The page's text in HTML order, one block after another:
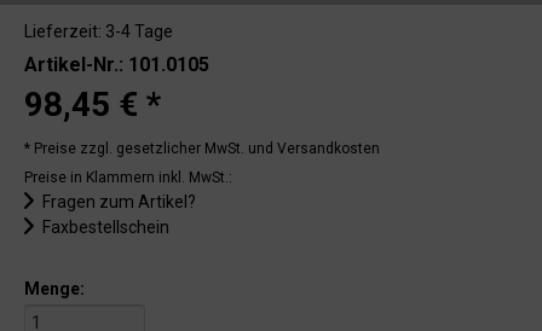
Lieferzeit: 3-4 Tage
Artikel-Nr.: 101.0105
98,45 € *
* Preise zzgl. gesetzlicher MwSt. und Versandkosten
Preise in Klammern inkl. MwSt.:
Fragen zum Artikel?
Faxbestellschein
Menge: